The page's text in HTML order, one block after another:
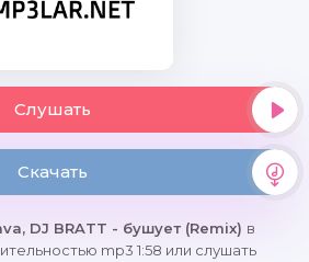
Слушать
Скачать
DJ BRATT - бушует (Remix) в
mp3 1:58 или слушать